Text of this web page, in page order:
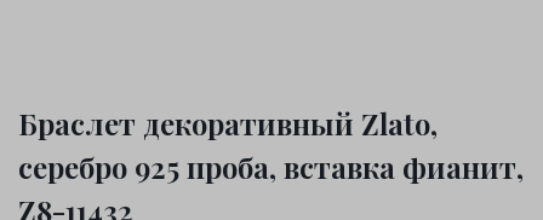
Браслет декоративный Zlato,
серебро 925 проба, вставка фианит,
Z8-11432